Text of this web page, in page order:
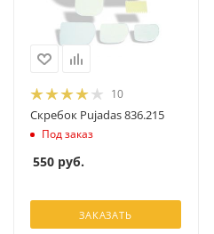
10
Скребок Pujadas 836.215
Под заказ
550 руб.
ЗАКАЗАТЬ